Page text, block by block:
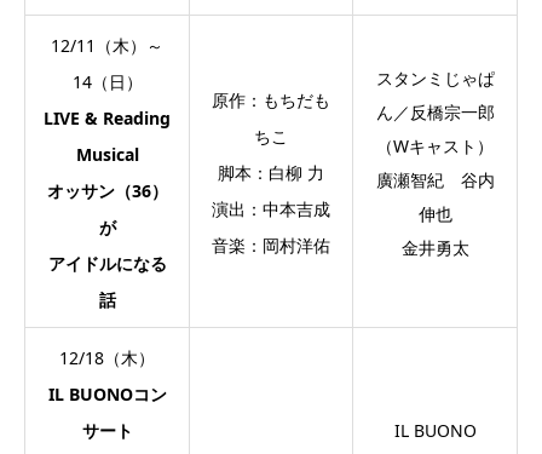
12/11（木）～
14（日）
LIVE & Reading
Musical
オッサン（36）
が
アイドルになる
話
原作：もちだも
ちこ
脚本：白柳 力
演出：中本吉成
音楽：岡村洋佑
スタンミじゃぱ
ん／反橋宗一郎
（Wキャスト）
廣瀬智紀 谷内
伸也
金井勇太
12/18（木）
IL BUONOコン
サート
IL BUONO